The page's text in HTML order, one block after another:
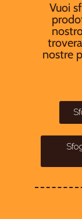
Vuoi
nostre